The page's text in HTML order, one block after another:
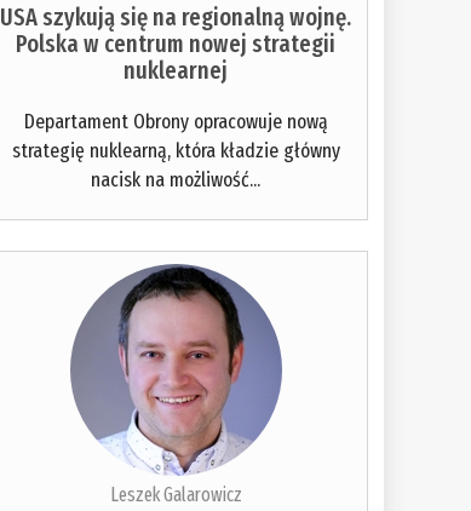
USA szykują się na regionalną wojnę.
Polska w centrum nowej strategii
nuklearnej
Departament Obrony opracowuje nową
strategię nuklearną, która kładzie główny
nacisk na możliwość...
Leszek Galarowicz